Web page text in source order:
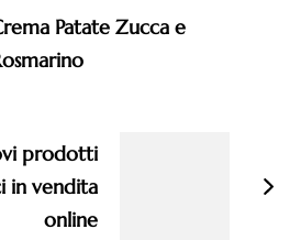
Patate Zucca e
prodotti
in vendita
online